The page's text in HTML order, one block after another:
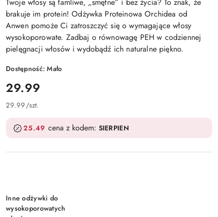
brakuje im protein! Odżywka Proteinowa Orchidea od
Anwen pomoże Ci zatroszczyć się o wymagające włosy
wysokoporowate. Zadbaj o równowagę PEH w codziennej
pielęgnacji włosów i wydobądź ich naturalne piękno.
Dostępność:Mało
cena:
29.99
29.99/szt.
25.49 cena z kodem: SIERPIEN
Wariant
Inne odżywki do
wysokoporowatych